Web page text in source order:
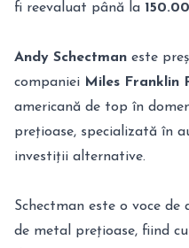
fi reevaluat până la
Andy Schectman este
companiei Miles Franklin
americană de top în
prețioase, specializată în
investiții alternative.
Schectman este o voce
de metal prețioase, fiind